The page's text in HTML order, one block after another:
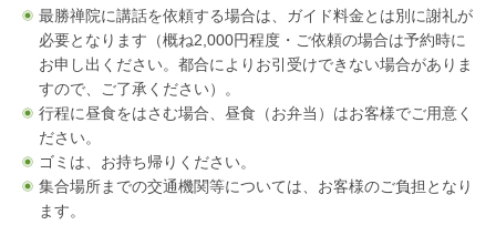
最勝禅院に講話を依頼する場合は、ガイド料金とは別に謝礼が
必要となります（概ね2,000円程度・ご依頼の場合は予約時に
お申し出ください。都合によりお引受けできない場合がありま
すので、ご了承ください）。
行程に昼食をはさむ場合、昼食（お弁当）はお客様でご用意く
ださい。
ゴミは、お持ち帰りください。
集合場所までの交通機関等については、お客様のご負担となり
ます。